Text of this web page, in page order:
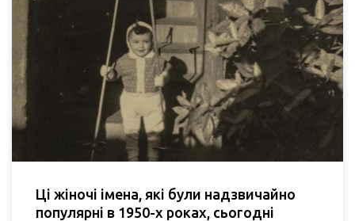
Ці жіночі імена, які були надзвичайно
популярні в 1950-х роках, сьогодні